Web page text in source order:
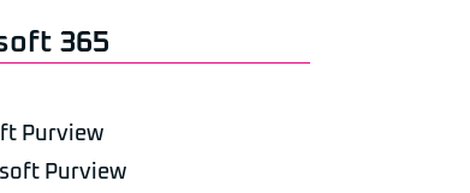
365
Purview
Purview